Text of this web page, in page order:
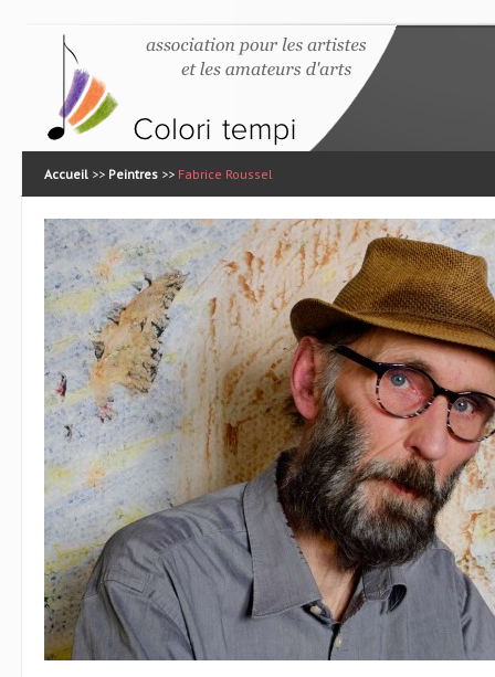
Accueil >> Peintres >> Fabrice Roussel